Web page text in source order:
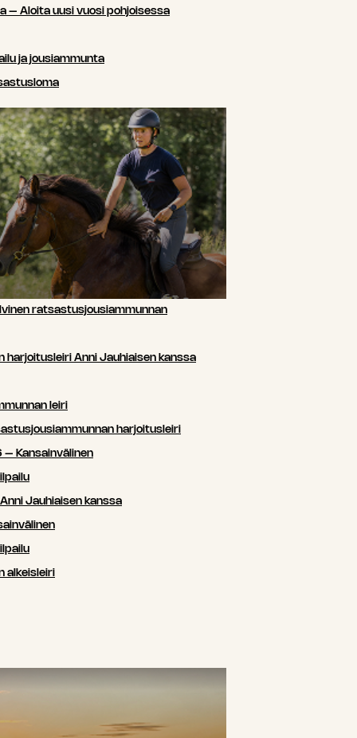
– Aloita uusi vuosi pohjoisessa
ja jousiammunta
ratsastusjousiammunnan
harjoitusleiri Anni Jauhiaisen kanssa
leiri
harjoitusleiri
Kansainvälinen
Jauhiaisen kanssa
alkeisleiri